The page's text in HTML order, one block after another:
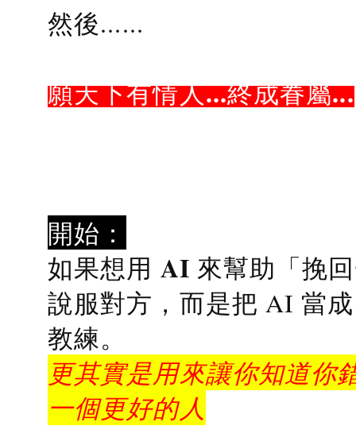
然後......
願天下有情人...終成眷屬...
開始：
如果想用 AI 來幫助「挽
說服對方，而是把 AI 當
教練。
更其實是用來讓你知道你
一個更好的人